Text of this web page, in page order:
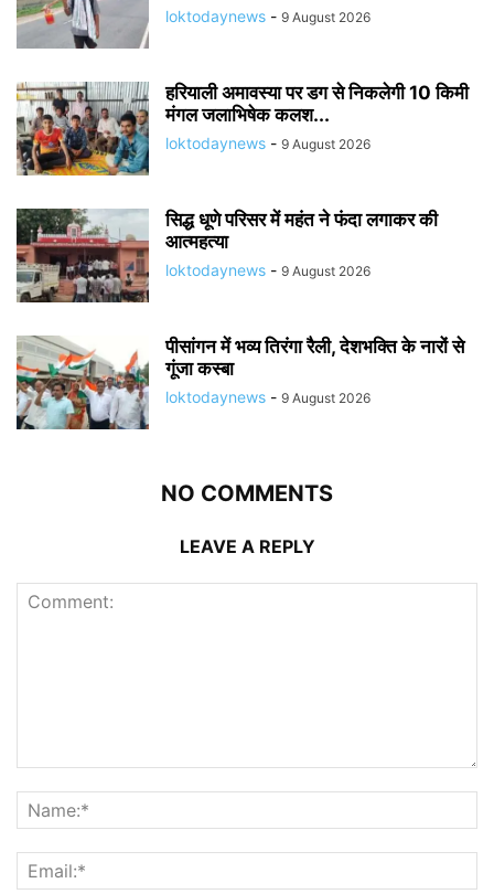
loktodaynews - 9 August 2026
हरियाली अमावस्या पर डग से निकलेगी 10 किमी
मंगल जलाभिषेक कलश...
loktodaynews - 9 August 2026
सिद्ध धूणे परिसर में महंत ने फंदा लगाकर की
आत्महत्या
loktodaynews - 9 August 2026
पीसांगन में भव्य तिरंगा रैली, देशभक्ति के नारों से
गूंजा कस्बा
loktodaynews - 9 August 2026
NO COMMENTS
LEAVE A REPLY